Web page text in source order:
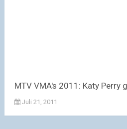
MTV VMA's 2011: Katy Perry
Juli 21, 2011